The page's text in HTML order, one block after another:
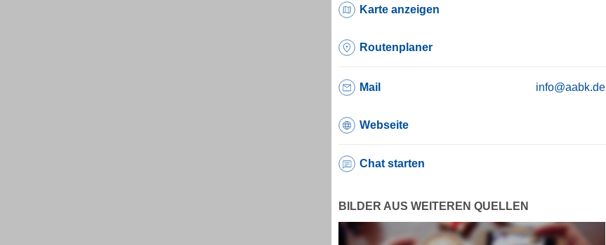
Karte anzeigen
Routenplaner
Mail info@aabk.de
Webseite
Chat starten
BILDER AUS WEITEREN QUELLEN